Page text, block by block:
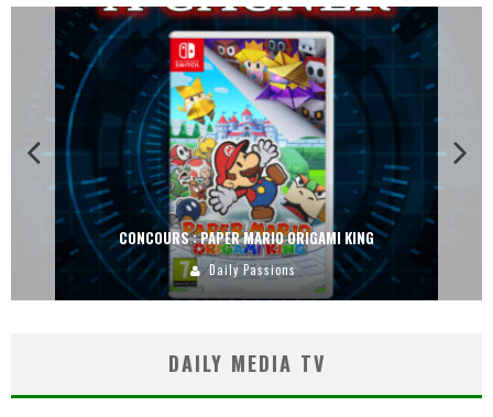
CONCOURS : PAPER MARIO ORIGAMI KING
Daily Passions
DAILY MEDIA TV